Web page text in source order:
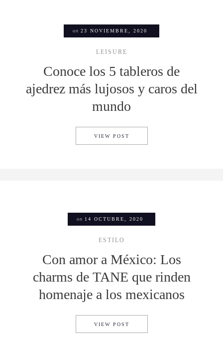
on 23 NOVIEMBRE, 2020
LEISURE
Conoce los 5 tableros de
ajedrez más lujosos y caros del
mundo
VIEW POST
on 14 OCTUBRE, 2020
ESTILO
Con amor a México: Los
charms de TANE que rinden
homenaje a los mexicanos
VIEW POST